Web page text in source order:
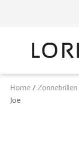
Home/Zonnebrillen
Joe